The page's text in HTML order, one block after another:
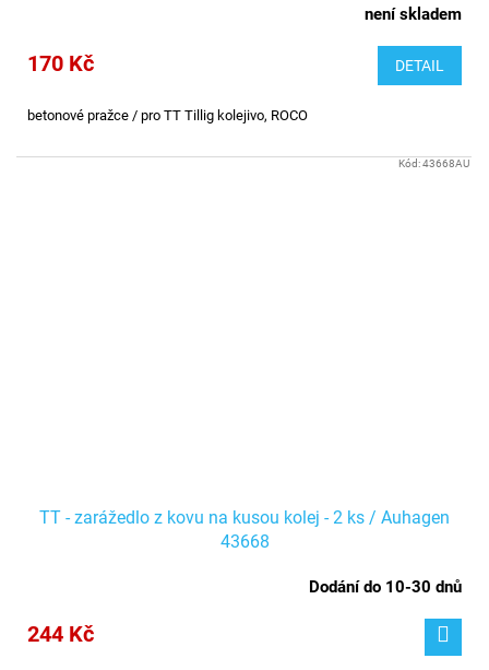
není skladem
170 Kč DETAIL
betonové pražce / pro TT Tillig kolejivo, ROCO
TT - zarážedlo z kovu na kusou kolej - 2 ks / Auhagen
43668
Dodání do 10-30 dnů
244 Kč
Kód:43668AU